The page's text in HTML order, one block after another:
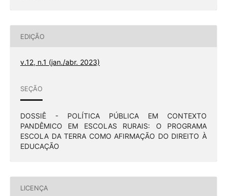
EDIÇÃO
v.12, n.1 (jan./abr. 2023)
SEÇÃO
DOSSIÊ - POLÍTICA PÚBLICA EM CONTEXTO
PANDÊMICO EM ESCOLAS RURAIS: O PROGRAMA
ESCOLA DA TERRA COMO AFIRMAÇÃO DO DIREITO À
EDUCAÇÃO
LICENÇA